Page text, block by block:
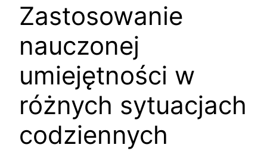
Zastosowanie
nauczonej
umiejętności w
różnych sytuacjach
codziennych